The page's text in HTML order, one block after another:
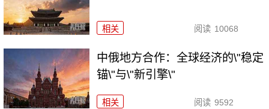
相关 阅读 10068
中俄地方合作：全球经济的\"稳定
锚\"与\"新引擎\"
相关 阅读 9592